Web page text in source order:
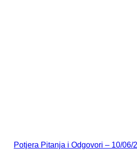
Potjera Pitanja i Odgovori – 10/06/